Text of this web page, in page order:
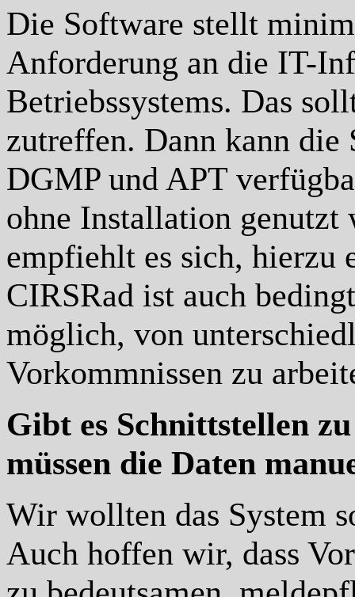
Die Software stellt
Anforderung an die IT-
Betriebssystems. Das
zutreffen. Dann kann
DGMP und APT
ohne Installation genutzt
empfiehlt es sich, hierzu
CIRSRad ist auch
möglich, von
Vorkommnissen zu
Gibt es Schnittstellen
müssen die Daten
Wir wollten das System
Auch hoffen wir, dass